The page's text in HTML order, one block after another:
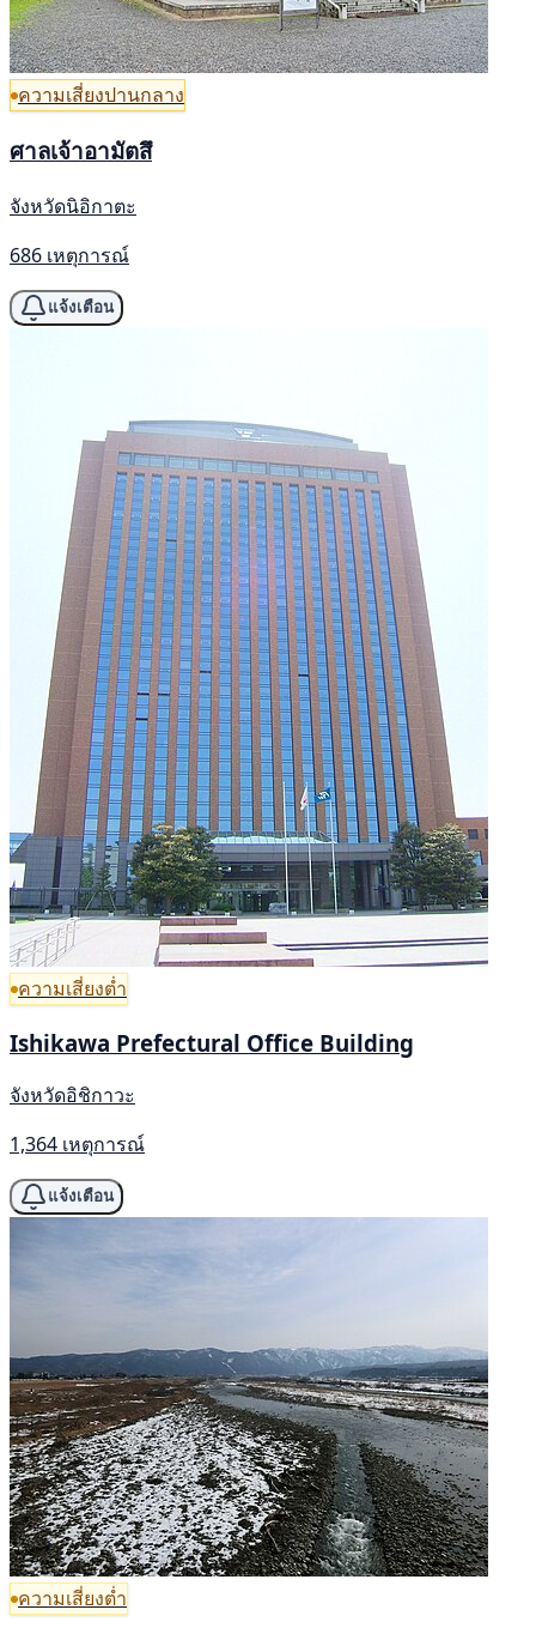
ความเสี่ยงปานกลาง
ศาลเจ้าอามัตสึ
จังหวัดนิอิกาตะ
686 เหตุการณ์
แจ้งเตือน
ความเสี่ยงต่ำ
Ishikawa Prefectural Office Building
จังหวัดอิชิกาวะ
1,364 เหตุการณ์
แจ้งเตือน
ความเสี่ยงต่ำ